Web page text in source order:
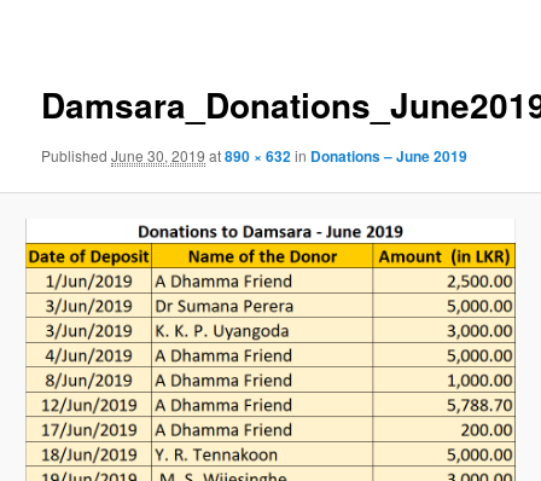
PublishedJune 30, 2019 at890 × 632in Donations – June 2019